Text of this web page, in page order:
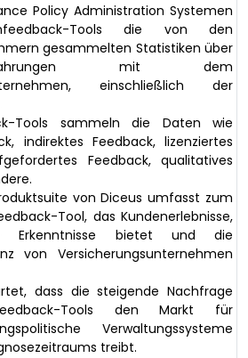
Policy Administration Systemen
Tools die von den
gesammelten Statistiken über
mit dem
einschließlich der
Tools sammeln die Daten wie
indirektes Feedback, lizenziertes
Feedback, qualitatives
von Diceus umfasst zum
Tool, das Kundenerlebnisse,
Erkenntnisse bietet und die
von Versicherungsunternehmen
dass die steigende Nachfrage
Tools den Markt für
Verwaltungssysteme
treibt.